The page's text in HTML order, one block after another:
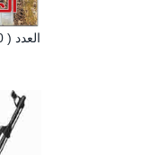
العدد ( 1900)